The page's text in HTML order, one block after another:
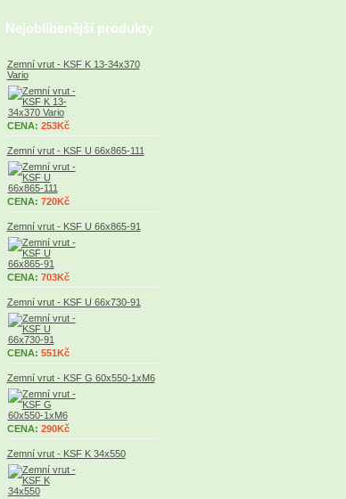
Nejoblíbenější produkty
Zemní vrut - KSF K 13-34x370
Vario
CENA: 253Kč
Zemní vrut - KSF U 66x865-111
CENA: 720Kč
Zemní vrut - KSF U 66x865-91
CENA: 703Kč
Zemní vrut - KSF U 66x730-91
CENA: 551Kč
Zemní vrut - KSF G 60x550-1xM6
CENA: 290Kč
Zemní vrut - KSF K 34x550